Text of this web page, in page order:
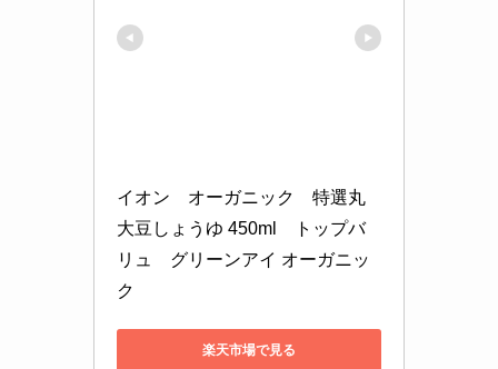
イオン　オーガニック　特選丸
大豆しょうゆ 450ml　トップバ
リュ　グリーンアイ オーガニッ
ク
楽天市場で見る